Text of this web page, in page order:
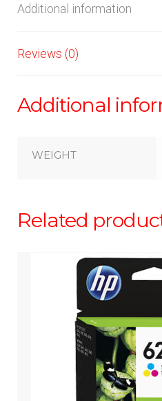
Additional information
Reviews (0)
Additional
WEIGHT
Related